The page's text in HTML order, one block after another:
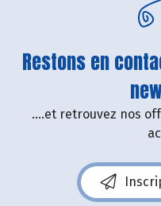
Restons en
....et retrouvez nos